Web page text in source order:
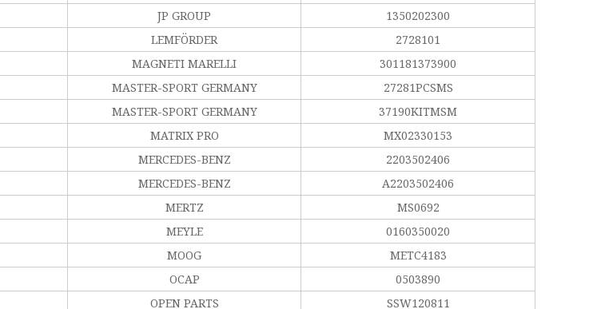
JP GROUP
1350202300
LEMFÖRDER
2728101
MAGNETI MARELLI
301181373900
MASTER-SPORT GERMANY
27281PCSMS
MASTER-SPORT GERMANY
37190KITMSM
MATRIX PRO
MX02330153
MERCEDES-BENZ
2203502406
MERCEDES-BENZ
A2203502406
MERTZ
MS0692
MEYLE
0160350020
MOOG
METC4183
OCAP
0503890
OPEN PARTS
SSW120811